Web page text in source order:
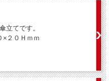
立てです。
×２０Ｈｍｍ